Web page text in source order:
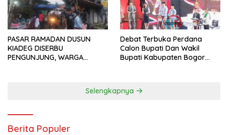
PASAR RAMADAN DUSUN
KIADEG DISERBU
PENGUNJUNG, WARGA
Debat Terbuka Perdana
Calon Bupati Dan Wakil
Bupati Kabupaten Bogor
Selengkapnya
Berita Populer